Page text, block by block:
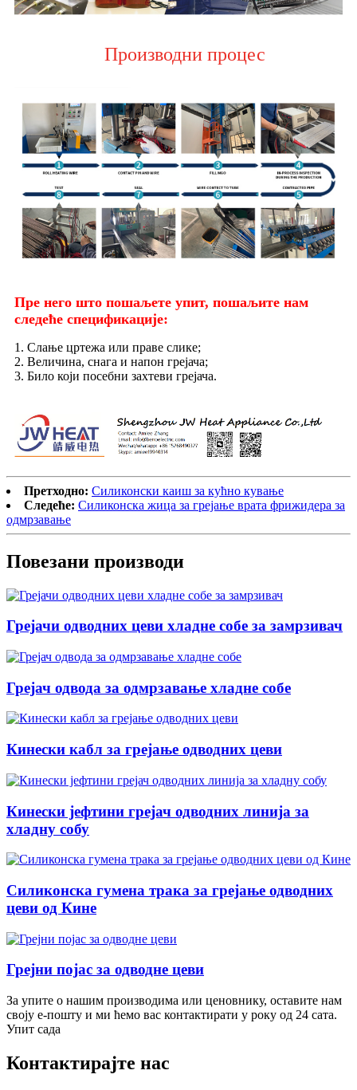
Производни процес
Пре него што пошаљете упит, пошаљите нам
следеће спецификације:
1. Слање цртежа или праве слике;
2. Величина, снага и напон грејача;
3. Било који посебни захтеви грејача.
Претходно: Силиконски каиш за кућно кување
Следеће: Силиконска жица за грејање врата фрижидера за
одмрзавање
Повезани производи
Грејачи одводних цеви хладне собе за замрзивач
Грејач одвода за одмрзавање хладне собе
Кинески кабл за грејање одводних цеви
Кинески јефтини грејач одводних линија за
хладну собу
Силиконска гумена трака за грејање одводних
цеви од Кине
Грејни појас за одводне цеви
За упите о нашим производима или ценовнику, оставите нам
своју е-пошту и ми ћемо вас контактирати у року од 24 сата.
Упит сада
Контактирајте нас